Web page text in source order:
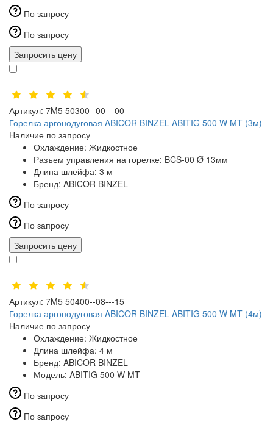
По запросу
По запросу
Запросить цену
Артикул: 7M5 50300--00---00
Горелка аргонодуговая ABICOR BINZEL ABITIG 500 W MT (3м)
Наличие по запросу
Охлаждение: Жидкостное
Разъем управления на горелке: BCS-00 Ø 13мм
Длина шлейфа: 3 м
Бренд: ABICOR BINZEL
По запросу
По запросу
Запросить цену
Артикул: 7M5 50400--08---15
Горелка аргонодуговая ABICOR BINZEL ABITIG 500 W MT (4м)
Наличие по запросу
Охлаждение: Жидкостное
Длина шлейфа: 4 м
Бренд: ABICOR BINZEL
Модель: ABITIG 500 W MT
По запросу
По запросу